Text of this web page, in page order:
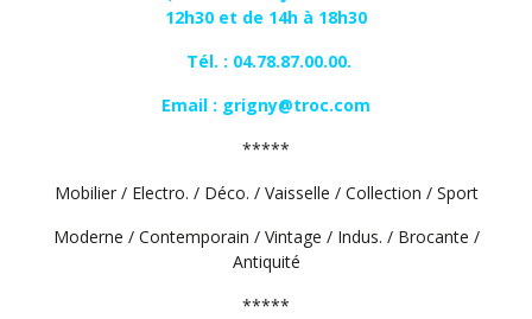
12h30 et de 14h à 18h30
Tél. : 04.78.87.00.00.
Email : grigny@troc.com
*****
Mobilier / Electro. / Déco. / Vaisselle / Collection / Sport
Moderne / Contemporain / Vintage / Indus. / Brocante /
Antiquité
*****